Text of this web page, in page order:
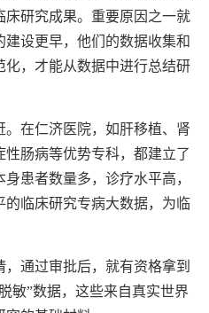
研究成果。重要原因之一就
设更早，他们的数据收集和
，才能从数据中进行总结研
在仁济医院，如肝移植、肾
肠病等优势专科，都建立了
患者数量多，诊疗水平高，
临床研究专病大数据，为临
通过审批后，就有资格拿到
敏”数据，这些来自真实世界